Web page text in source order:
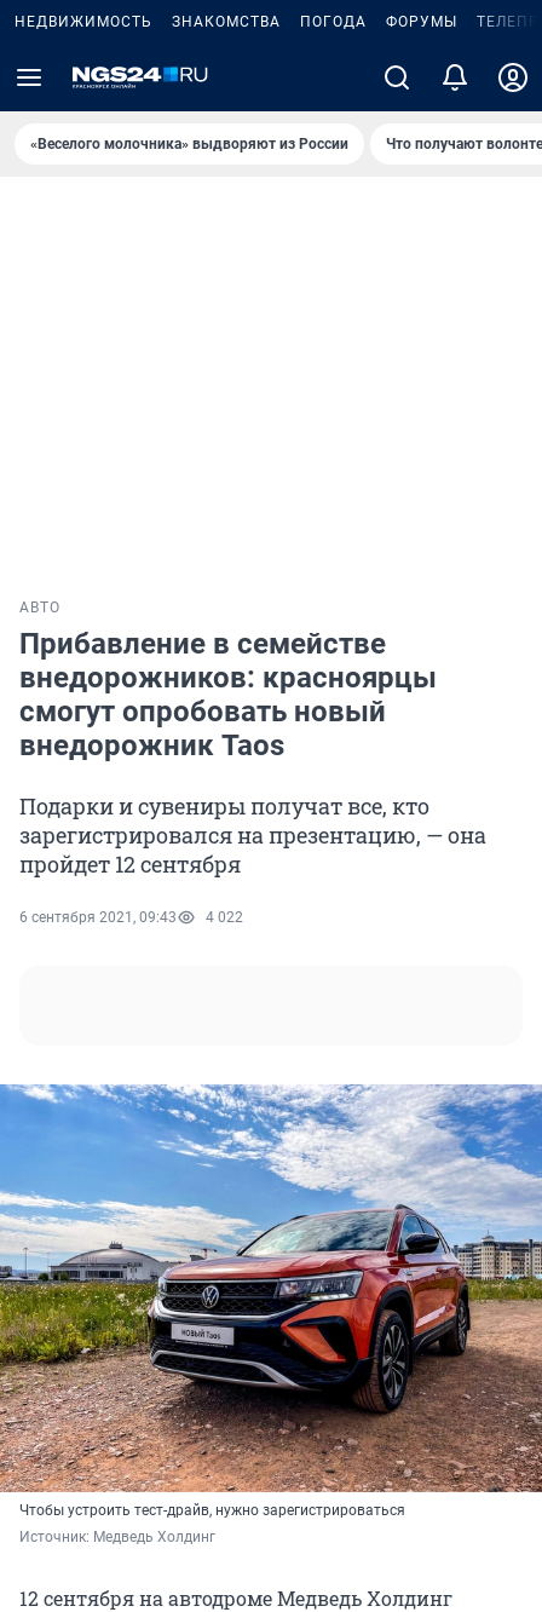
НЕДВИЖИМОСТЬ ЗНАКОМСТВА ПОГОДА ФОРУМЫ
«Веселого молочника» выдворяют из России Что получают
АВТО
Прибавление в семействе
внедорожников: красноярцы
смогут опробовать новый
внедорожник Taos
Подарки и сувениры получат все, кто
зарегистрировался на презентацию, — она
пройдет 12 сентября
6 сентября 2021, 09:43 4 022
Чтобы устроить тест-драйв, нужно зарегистрироваться
Источник: Медведь Холдинг
12 сентября на автодроме Медведь Холдинг